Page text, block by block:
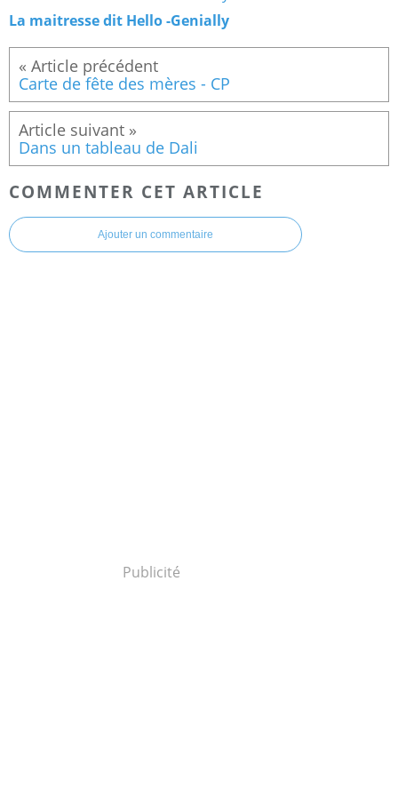
La maitresse dit Hello -Genially
Carte de fête des mères - CP
Dans un tableau de Dali
COMMENTER CET ARTICLE
Ajouter un commentaire
Publicité